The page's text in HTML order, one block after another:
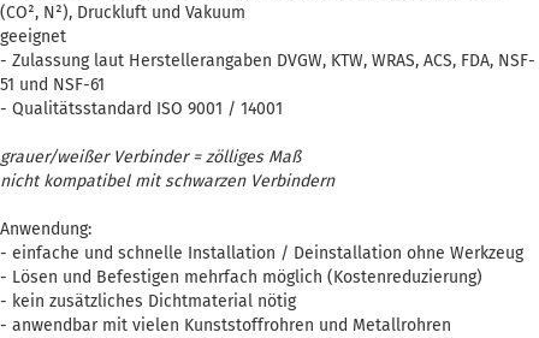
(CO², N²), Druckluft und Vakuum
geeignet
- Zulassung laut Herstellerangaben DVGW, KTW, WRAS, ACS, FDA, NSF-
51 und NSF-61
- Qualitätsstandard ISO 9001 / 14001
grauer/weißer Verbinder = zölliges Maß
nicht kompatibel mit schwarzen Verbindern
Anwendung:
- einfache und schnelle Installation / Deinstallation ohne Werkzeug
- Lösen und Befestigen mehrfach möglich (Kostenreduzierung)
- kein zusätzliches Dichtmaterial nötig
- anwendbar mit vielen Kunststoffrohren und Metallrohren